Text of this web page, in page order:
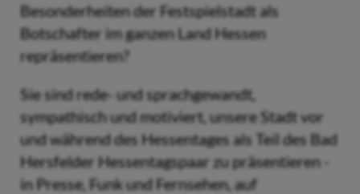
Besonderheiten der Festspielstadt als
Botschafter im ganzen Land Hessen
repräsentieren?
Sie sind rede- und sprachgewandt,
sympathisch und motiviert, unsere Stadt vor
und während des Hessentages als Teil des Bad
Hersfelder Hessentagspaar zu präsentieren -
in Presse, Funk und Fernsehen, auf